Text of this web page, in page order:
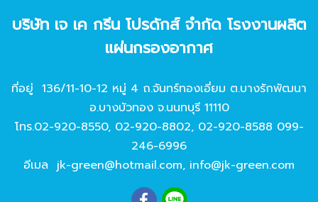
บริษัท เจ เค กรีน โปรดักส์ จํากัด โรงงานผลิต
แผ่นกรองอากาศ
ที่อยู่ 136/11-10-12 หมู่ 4 ถ.จันทร์ทองเอี่ยม ต.บางรักพัฒนา
อ.บางบัวทอง จ.นนทบุรี 11110
โทร.02-920-8550, 02-920-8802, 02-920-8588 099-
246-6996
อีเมล jk-green@hotmail.com, info@jk-green.com